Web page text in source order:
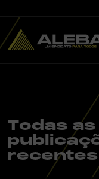
Todas
recentes